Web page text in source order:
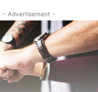
- Advertisement -